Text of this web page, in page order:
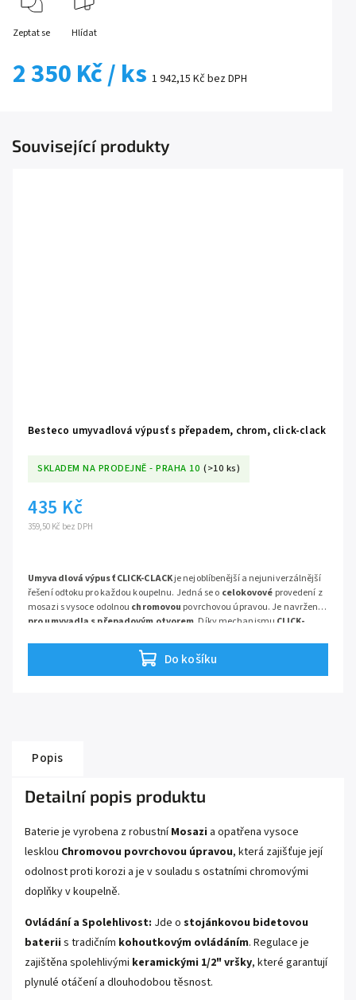
2 350 Kč/ ks 1 942,15 Kč bez DPH
Zeptat se Hlídat
Související produkty
Besteco umyvadlová výpusť s přepadem, chrom, click-clack
SKLADEM NA PRODEJNĚ - PRAHA 10 (>10 ks)
359,50 Kč bez DPH
435 Kč
Do košíku
Umyvadlová výpusť CLICK-CLACKje nejoblíbenější a nejuniverzálnější
řešení odtoku pro každou koupelnu. Jedná se o celokovové provedení z
mosazi s vysoce odolnou chromovou povrchovou úpravou. Je navržena
pro umyvadla s přepadovým otvorem . Díky mechanismu CLICK-
Popis
Detailní popis produktu
Baterie je vyrobena z robustníMosazi a opatřena vysoce
lesklou Chromovou povrchovou úpravou, která zajišťuje její
odolnost proti korozi a je v souladu s ostatními chromovými
doplňky v koupelně.
Ovládání a Spolehlivost: Jde o stojánkovou bidetovou
baterii s tradičním kohoutkovým ovládáním. Regulace je
zajištěna spolehlivými keramickými 1/2" vršky, které garantují
plynulé otáčení a dlouhodobou těsnost.